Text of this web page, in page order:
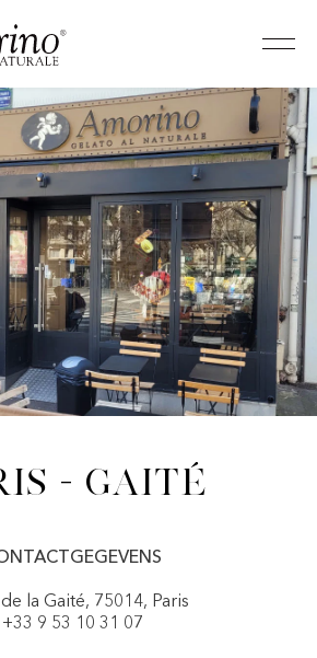
- Gaité
la Gaité, 75014, Paris
+33 9 53 10 31 07